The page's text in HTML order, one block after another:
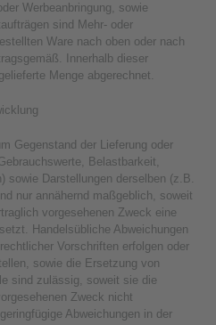
Werbeanbringung, sowie
sind Mehr- oder
Ware nach oben oder nach
Innerhalb dieser
Menge abgerechnet.
Gegenstand der Lieferung oder
Belastbarkeit,
sowie Darstellungen derselben (z.B.
nur annähernd maßgeblich, soweit
vorgesehenen Zweck eine
Handelsübliche Abweichungen
Vorschriften erfolgen oder
sowie die Ersetzung von
sind zulässig, soweit sie die
Zweck nicht
Abweichungen in der